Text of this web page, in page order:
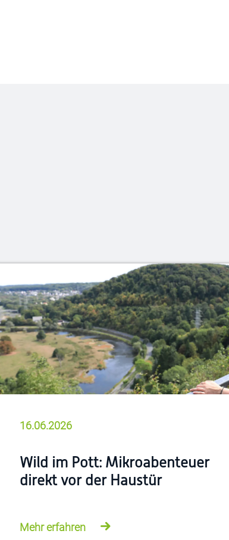
16.06.2026
Wild im Pott: Mikroabenteuer
direkt vor der Haustür
Mehr erfahren